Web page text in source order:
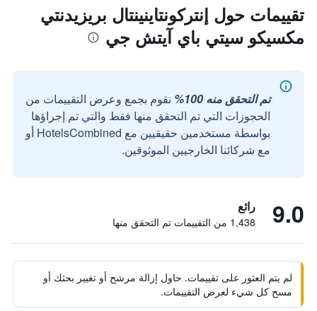
تقييمات حول إنتركونتاينينتال بريزيدنتي
مكسيكو سيتي باي آيتش جي
تم التحقق منه 100%
نقوم بجمع وعرض التقييمات من
الحجوزات التي تم التحقق منها فقط والتي تم إجراؤها
بواسطة مستخدمين حقيقيين مع HotelsCombined أو
مع شركائنا الخارجيين الموثوقين.
9.0 رائع
1,438 من التقييمات تم التحقق منها
لم يتم العثور على تقييمات. حاول إزالة مرشح أو تغيير بحثك أو
مسح كل شيء لعرض التقييمات.